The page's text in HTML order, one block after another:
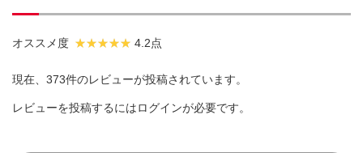
オススメ度 4.2点
現在、373件のレビューが投稿されています。
レビューを投稿するにはログインが必要です。